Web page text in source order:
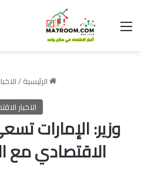
القائمة
الرئيسية/
الاخبار
وزير: الإمارات
الاقتصادي مع